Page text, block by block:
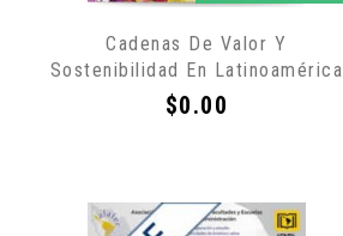
Cadenas De Valor Y
Sostenibilidad En Latinoamérica
Precio
$0.00